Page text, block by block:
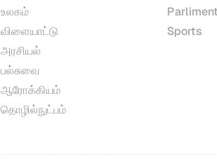
உலகம்
விளையாட்டு
அரசியல்
பல்சுவை
ஆரோக்கியம்
தொழில்நுட்பம்
Sports